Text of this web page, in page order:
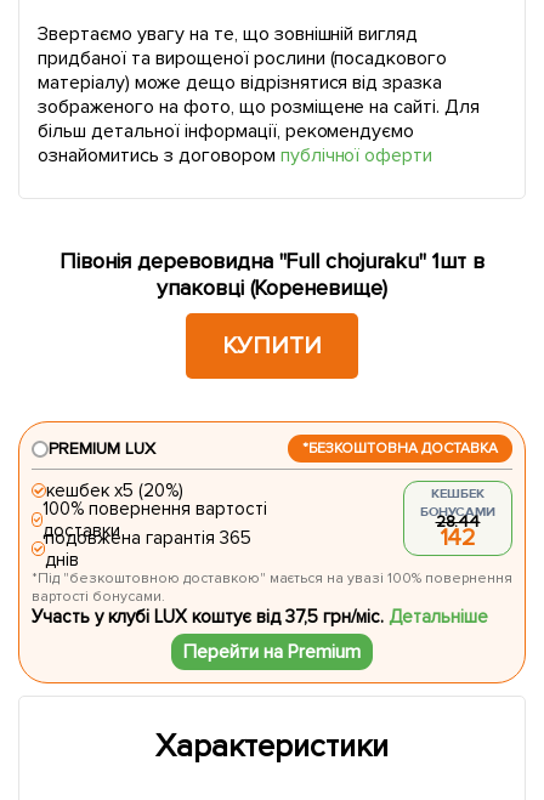
Звертаємо увагу на те, що зовнішній вигляд
придбаної та вирощеної рослини (посадкового
матеріалу) може дещо відрізнятися від зразка
зображеного на фото, що розміщене на сайті. Для
більш детальної інформації, рекомендуємо
ознайомитись з договором публічної оферти
Півонія деревовидна "Full chojuraku" 1шт в
упаковці (Кореневище)
КУПИТИ
*БЕЗКОШТОВНА ДОСТАВКА
PREMIUM LUX
кешбек х5 (20%)
100% повернення вартості
доставки
подовжена гарантія 365
днів
КЕШБЕК
БОНУСАМИ
28.44
142
*Під "безкоштовною доставкою" мається на увазі 100% повернення
вартості бонусами.
Участь у клубі LUX коштує від 37,5 грн/міс.Детальніше
Перейти на Premium
Характеристики